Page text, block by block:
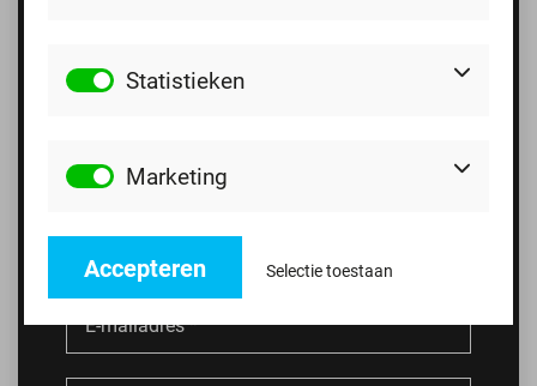
Statistieken
Marketing
Accepteren Selectie toestaan